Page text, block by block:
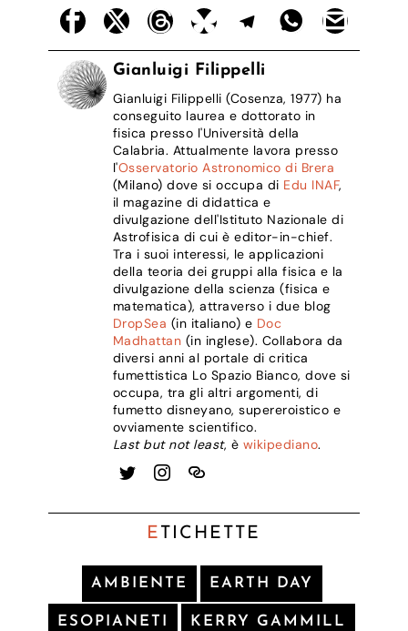
Gianluigi Filippelli
Gianluigi Filippelli (Cosenza, 1977) ha
conseguito laurea e dottorato in
fisica presso l'Università della
Calabria. Attualmente lavora presso
l'Osservatorio Astronomico di Brera
(Milano) dove si occupa di Edu INAF,
il magazine di didattica e
divulgazione dell'Istituto Nazionale di
Astrofisica di cui è editor-in-chief.
Tra i suoi interessi, le applicazioni
della teoria dei gruppi alla fisica e la
divulgazione della scienza (fisica e
matematica), attraverso i due blog
DropSea (in italiano) e Doc
Madhattan (in inglese). Collabora da
diversi anni al portale di critica
fumettistica Lo Spazio Bianco, dove si
occupa, tra gli altri argomenti, di
fumetto disneyano, supereroistico e
ovviamente scientifico.
Last but not least, è wikipediano.
E TICHETTE
AMBIENTE EARTH DAY
ESOPIANETI KERRY GAMMILL